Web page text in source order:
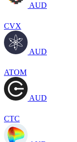
AUD
CVX
AUD
ATOM
AUD
CTC